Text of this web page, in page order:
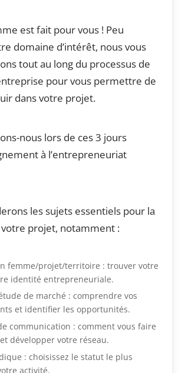
est fait pour vous ! Peu
domaine d’intérêt, nous vous
tout au long du processus de
pour vous permettre de
dans votre projet.
nous lors de ces 3 jours
à l’entrepreneuriat
les sujets essentiels pour la
projet, notamment :
femme/projet/territoire : trouver votre
identité entrepreneuriale.
de marché : comprendre vos
et identifier les opportunités.
communication : comment vous faire
développer votre réseau.
: choisissez le statut le plus
activité.